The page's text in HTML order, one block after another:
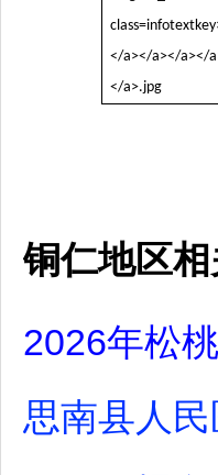
铜仁地区
2026年松
思南县人